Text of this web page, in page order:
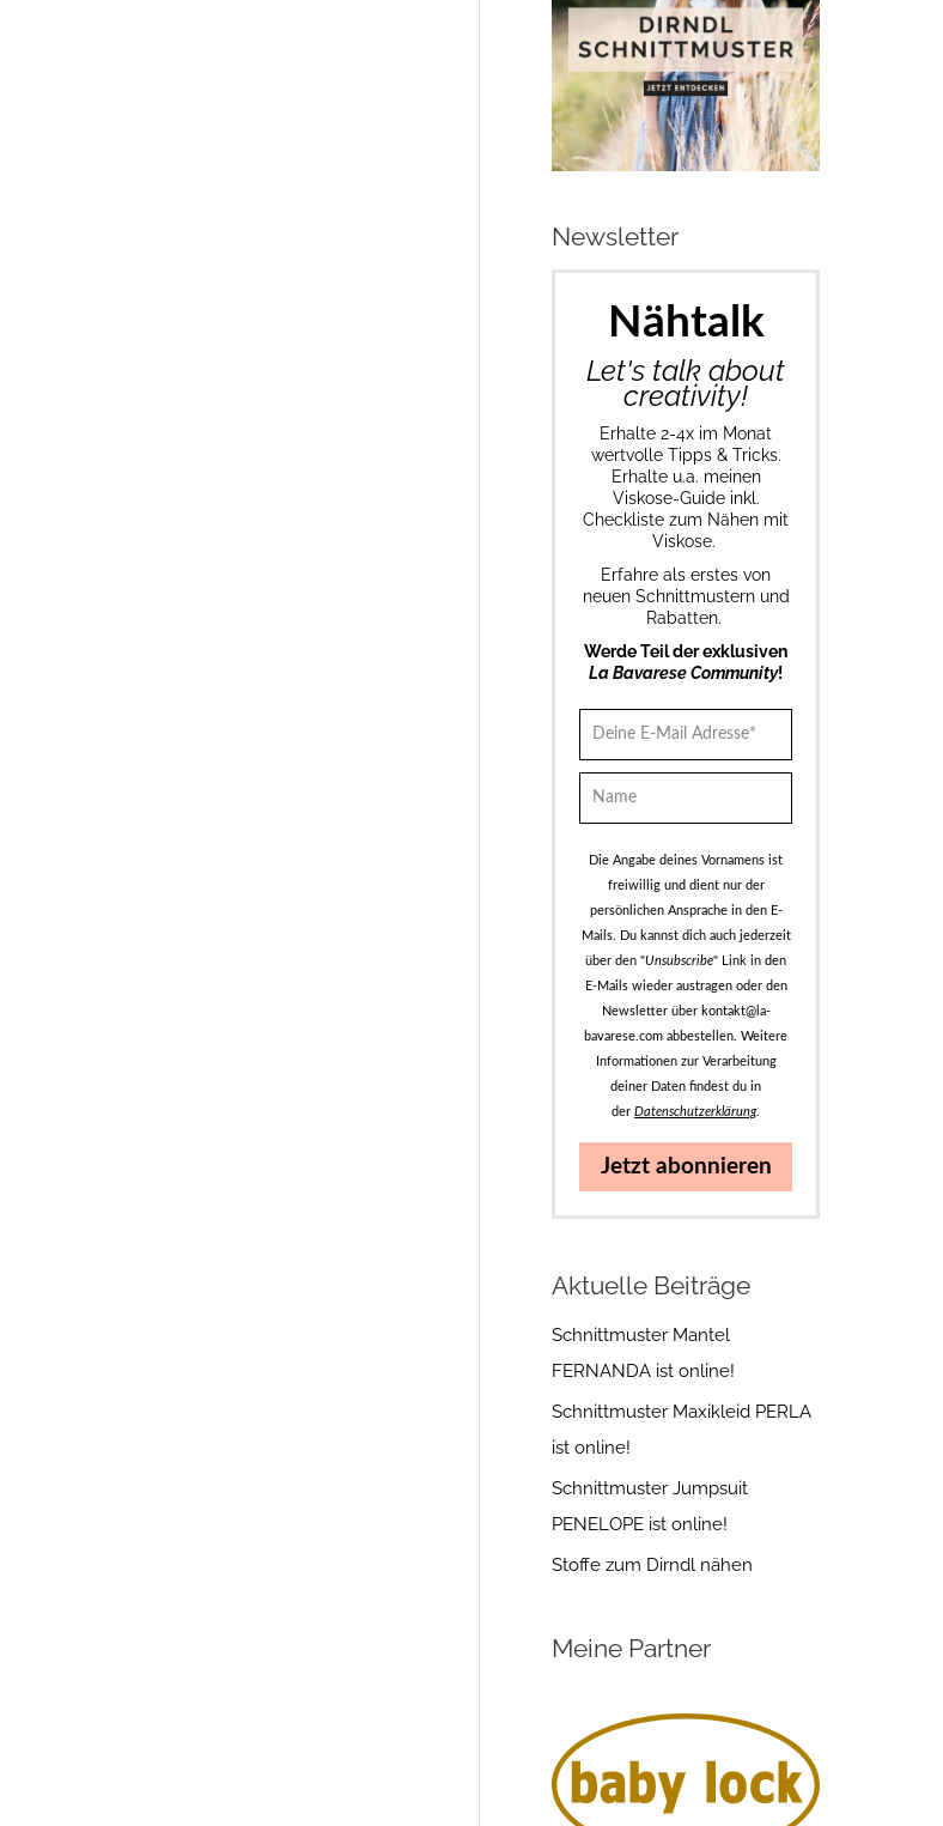
Newsletter
Nähtalk
Let's talk about
creativity!
Erhalte 2-4x im Monat
wertvolle Tipps & Tricks.
Erhalte u.a. meinen
Viskose-Guide inkl.
Checkliste zum Nähen mit
Viskose.
Erfahre als erstes von
neuen Schnittmustern und
Rabatten.
Werde Teil der exklusiven
La Bavarese Community!
Die Angabe deines Vornamens ist
freiwillig und dient nur der
persönlichen Ansprache in den E-
Mails. Du kannst dich auch jederzeit
über den "Unsubscribe" Link in den
E-Mails wieder austragen oder den
Newsletter über kontakt@la-
bavarese.com abbestellen. Weitere
Informationen zur Verarbeitung
deiner Daten findest du in
der Datenschutzerklärung.
Jetzt abonnieren
Aktuelle Beiträge
Schnittmuster Mantel
FERNANDA ist online!
Schnittmuster Maxikleid PERLA
ist online!
Schnittmuster Jumpsuit
PENELOPE ist online!
Stoffe zum Dirndl nähen
Meine Partner